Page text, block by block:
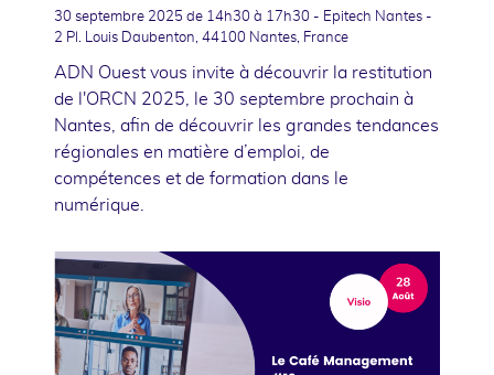
30 septembre 2025 de 14h30 à 17h30 - Epitech Nantes -
2 Pl. Louis Daubenton, 44100 Nantes, France
ADN Ouest vous invite à découvrir la restitution
de l'ORCN 2025, le 30 septembre prochain à
Nantes, afin de découvrir les grandes tendances
régionales en matière d’emploi, de
compétences et de formation dans le
numérique.